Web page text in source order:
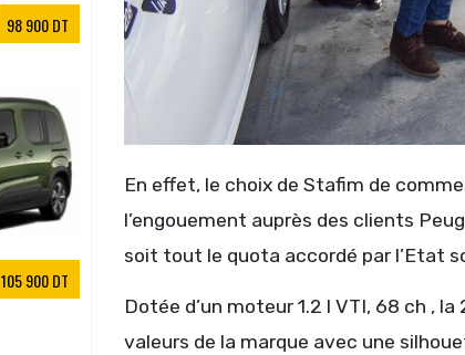
En effet, le choix de Stafim de
l’engouement auprès des clients
soit tout le quota accordé par l’Etat
Dotée d’un moteur 1.2 l VTI, 68 ch ,
valeurs de la marque avec une
98 900 DT
105 900 DT